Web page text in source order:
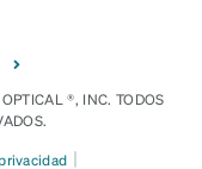
®, INC. TODOS
|